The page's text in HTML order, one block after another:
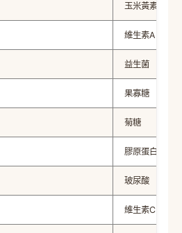
玉米黃素
維生素A
益生菌
果寡糖
菊糖
膠原蛋白
玻尿酸
維生素C